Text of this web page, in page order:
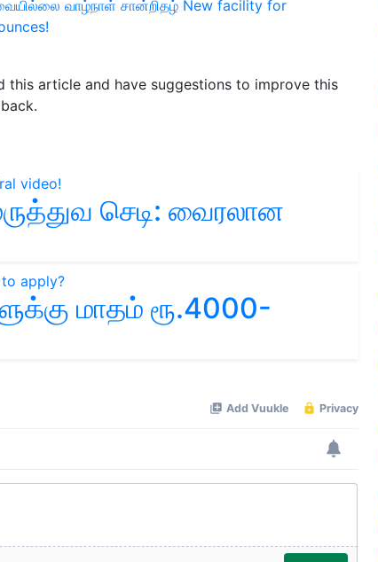
வாழ்நாள் சான்றிதழ் New facility for
this article and have suggestions to improve this
செடி: வைரலான
மாதம் ரூ.4000-